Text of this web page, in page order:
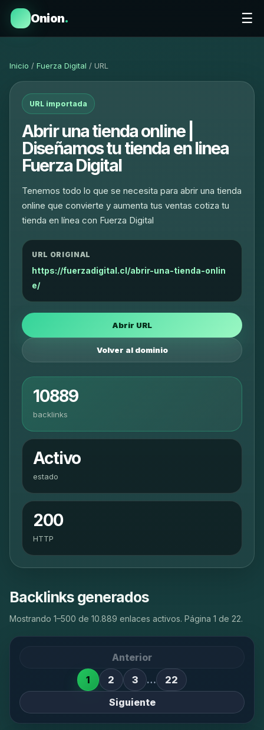
Onion. ☰
Inicio / Fuerza Digital / URL
URL importada
Abrir una tienda online |
Diseñamos tu tienda en linea
Fuerza Digital
Tenemos todo lo que se necesita para abrir una tienda
online que convierte y aumenta tus ventas cotiza tu
tienda en línea con Fuerza Digital
URL ORIGINAL
https://fuerzadigital.cl/abrir-una-tienda-onlin
e/
Abrir URL
Volver al dominio
10889
backlinks
Activo
estado
200
HTTP
Backlinks generados
Mostrando 1–500 de 10.889 enlaces activos. Página 1 de 22.
Anterior
1
2 3 …
22
Siguiente